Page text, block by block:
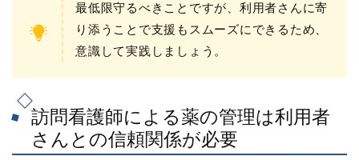
最低限守るべきことですが、利用者さんに寄
り添うことで支援もスムーズにできるため、
意識して実践しましょう。
訪問看護師による薬の管理は利用者
さんとの信頼関係が必要